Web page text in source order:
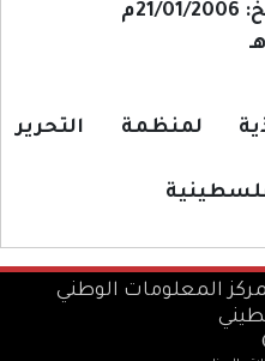
لمنظمة التحرير
المعلومات الوطني